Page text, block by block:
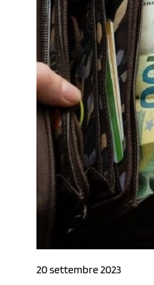
20 settembre 2023